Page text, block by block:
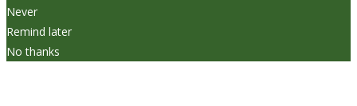
Never
Remind later
No thanks